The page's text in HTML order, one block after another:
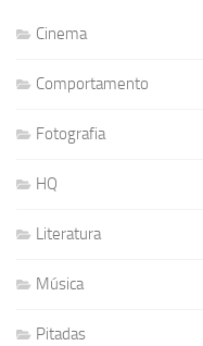
Cinema
Comportamento
Fotografia
HQ
Literatura
Música
Pitadas